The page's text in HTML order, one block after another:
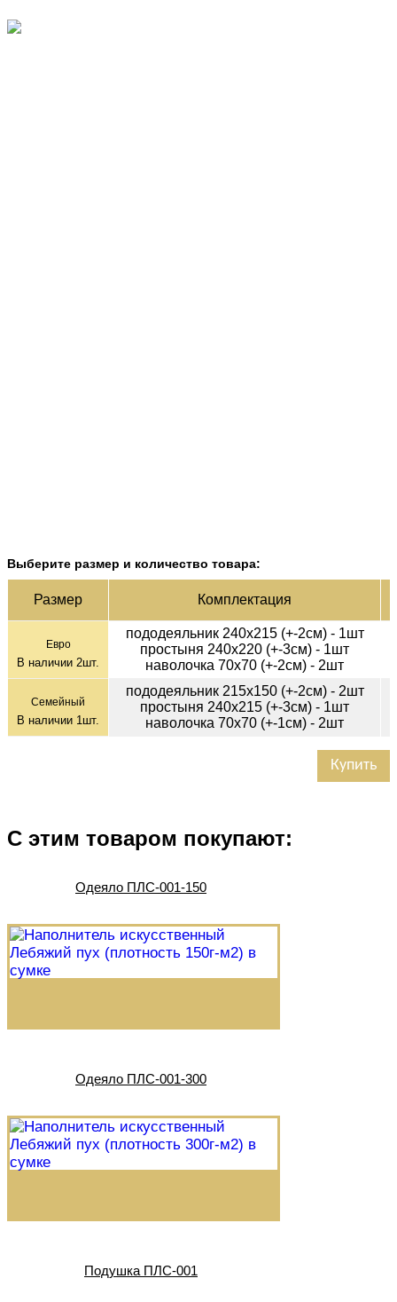
Выберите размер и количество товара:
Раз­мер Ком­плек­тация
Евро
В наличии 2шт.
пододеяльник 240х215 (+-2см) - 1шт
простыня 240х220 (+-3см) - 1шт
наволочка 70х70 (+-2см) - 2шт
Семейный
В наличии 1 шт.
пододеяльник 215х150 (+-2см) - 2шт
простыня 240х215 (+-3см) - 1шт
наволочка 70х70 (+-1см) - 2шт
Купить
С этим товаром покупают:
Одеяло ПЛС-001-150
Одеяло ПЛС-001-300
Подушка ПЛС-001